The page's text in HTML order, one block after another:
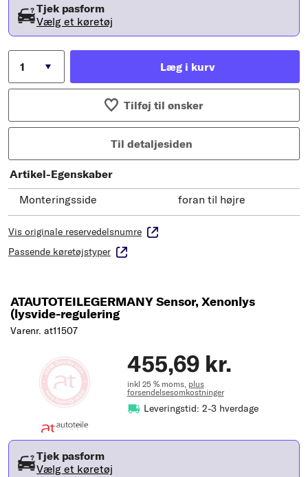
Tjek pasform
Vælg et køretøj
Læg i kurv
Tilføj til ønsker
Til detaljesiden
Artikel-Egenskaber
Monteringsside
foran til højre
Vis originale reservedelsnumre
Passende køretøjstyper
ATAUTOTEILEGERMANY Sensor, Xenonlys
(lysvide-regulering
Varenr. at11507
455,69 kr.
inkl 25 % moms, plus
forsendelsesomkostninger
Leveringstid: 2-3 hverdage
Tjek pasform
Vælg et køretøj